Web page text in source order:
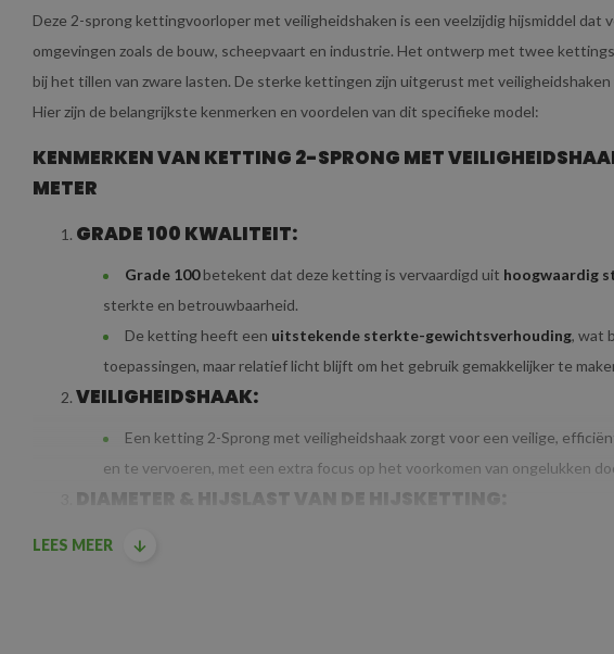
Deze 2-sprong kettingvoorloper met veiligheidshaken is een veelzijdig hijsmiddel dat
omgevingen zoals de bouw, scheepvaart en industrie. Het ontwerp met twee
bij het tillen van zware lasten. De sterke kettingen zijn uitgerust met
Hier zijn de belangrijkste kenmerken en voordelen van dit specifieke model:
KENMERKEN VAN KETTING 2-SPRONG MET
METER
GRADE 100 KWALITEIT:
Grade 100betekent dat deze ketting is vervaardigd uit hoogwaardig
sterkte en betrouwbaarheid.
De ketting heeft een uitstekende sterkte-gewichtsverhouding, wat
toepassingen, maar relatief licht blijft om het gebruik gemakkelijker te
VEILIGHEIDSHAAK:
Een ketting 2-Sprong met veiligheidshaak zorgt voor een veilige,
en te vervoeren, met een extra focus op het voorkomen van ongelukken
DIAMETER & HIJSLAST VAN DE HIJSKETTING:
De ketting heeft een diameter van 10
LEES MEER